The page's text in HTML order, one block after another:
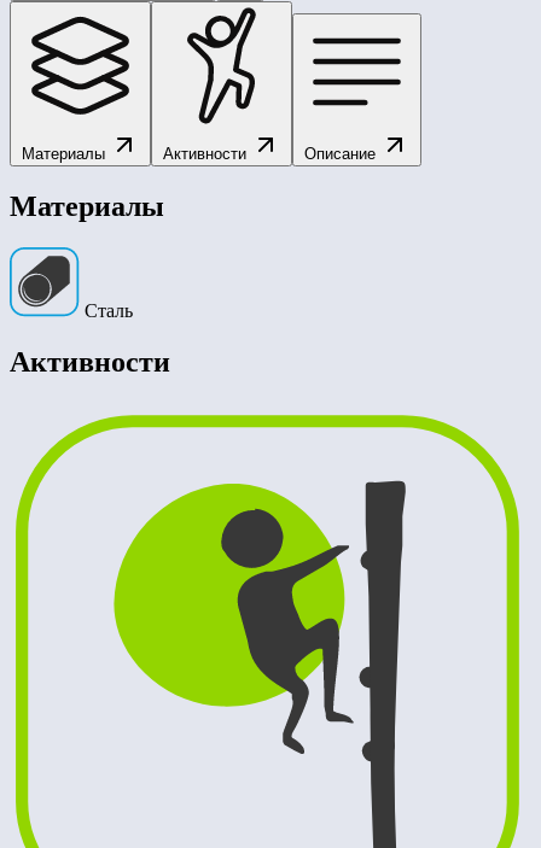
Материалы Активности Описание
Материалы
Сталь
Активности